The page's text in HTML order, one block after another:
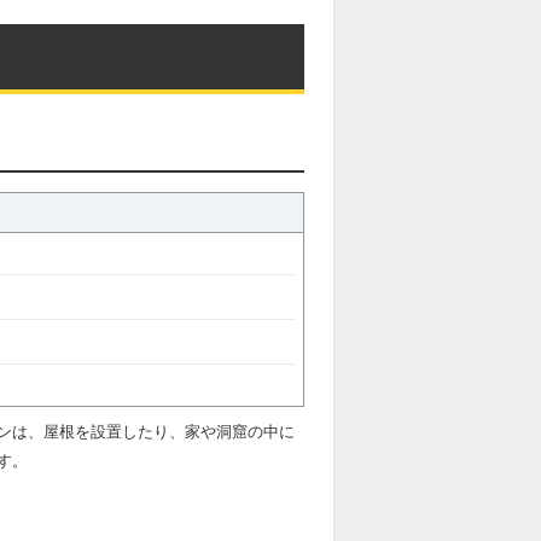
は、屋根を設置したり、家や洞窟の中に